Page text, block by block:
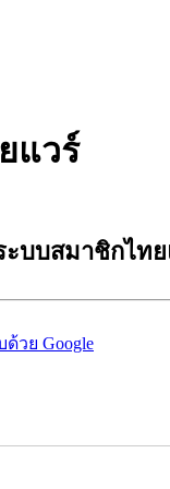
แวร์
ะบบสมาชิกไท
ด้วย Google